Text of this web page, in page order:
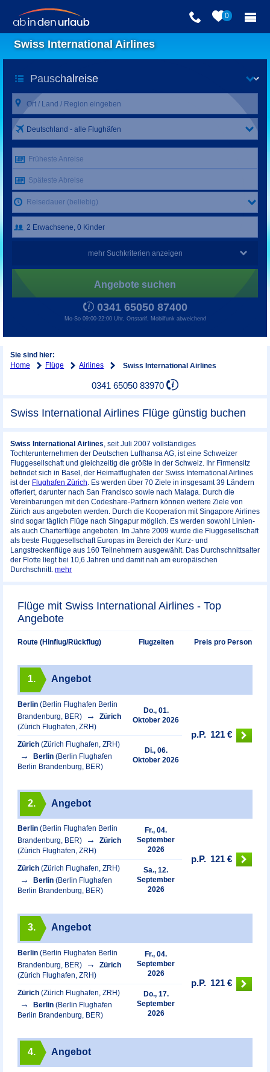
0
Swiss International Airlines
Deutschland - alle Flughäfen
Früheste Anreise
Späteste Abreise
Reisedauer (beliebig)
mehr Suchkriterien anzeigen
Angebote suchen
0341 65050 87400
Mo-So 09:00-22:00 Uhr, Ortstarif, Mobilfunk abweichend
Sie sind hier:
Home
Flüge Airlines Swiss International Airlines
0341 65050 83970
Swiss International Airlines Flüge günstig buchen
Swiss International Airlines, seit Juli 2007 vollständiges
Tochterunternehmen der Deutschen Lufthansa AG, ist eine Schweizer
Fluggesellschaft und gleichzeitig die größte in der Schweiz. Ihr Firmensitz
befindet sich in Basel, der Heimatflughafen der Swiss International Airlines
ist der Flughafen Zürich. Es werden über 70 Ziele in insgesamt 39 Ländern
offeriert, darunter nach San Francisco sowie nach Malaga. Durch die
Vereinbarungen mit den Codeshare-Partnern können weitere Ziele von
Zürich aus angeboten werden. Durch die Kooperation mit Singapore Airlines
sind sogar täglich Flüge nach Singapur möglich. Es werden sowohl Linien-
als auch Charterflüge angeboten. Im Jahre 2009 wurde die Fluggesellschaft
als beste Fluggesellschaft Europas im Bereich der Kurz- und
Langstreckenflüge aus 160 Teilnehmern ausgewählt. Das Durchschnittsalter
der Flotte liegt bei 10,6 Jahren und damit nah am europäischen
Durchschnitt. mehr
Flüge mit Swiss International Airlines - Top
Angebote
Route (Hinflug/Rückflug) Flugzeiten Preis pro Person
1. Angebot
Berlin (Berlin Flughafen Berlin
Brandenburg, BER)
Zürich
(Zürich Flughafen, ZRH)
Do., 01.
Oktober 2026
Zürich (Zürich Flughafen, ZRH)
Berlin (Berlin Flughafen
Berlin Brandenburg, BER)
Di., 06.
Oktober 2026
p.P. 121 €
2. Angebot
Berlin (Berlin Flughafen Berlin
Brandenburg, BER)
Zürich
(Zürich Flughafen, ZRH)
Fr., 04.
September
2026
Zürich (Zürich Flughafen, ZRH)
Berlin (Berlin Flughafen
Berlin Brandenburg, BER)
Sa., 12.
September
2026
p.P. 121 €
3. Angebot
Berlin (Berlin Flughafen Berlin
Brandenburg, BER)
Zürich
(Zürich Flughafen, ZRH)
Fr., 04.
September
2026
Zürich (Zürich Flughafen, ZRH)
Berlin (Berlin Flughafen
Berlin Brandenburg, BER)
Do., 17.
September
2026
p.P. 121 €
4. Angebot